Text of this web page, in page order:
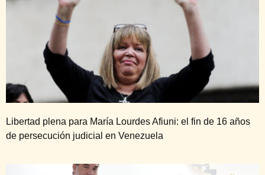
Libertad plena para María Lourdes Afiuni: el fin de 16 años
de persecución judicial en Venezuela